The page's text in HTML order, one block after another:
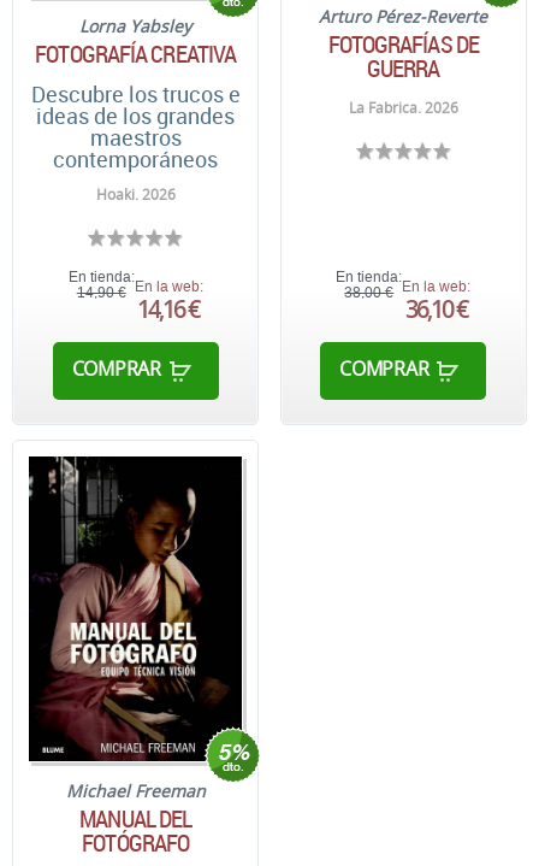
Lorna Yabsley
FOTOGRAFÍA CREATIVA
Descubre los trucos e
ideas de los grandes
maestros
contemporáneos
Hoaki. 2026
En tienda:
14,90 € En la web:
14,16 €
COMPRAR
Arturo Pérez-Reverte
FOTOGRAFÍAS DE
GUERRA
La Fabrica. 2026
En tienda:
38,00 € En la web:
36,10 €
COMPRAR
Michael Freeman
MANUAL DEL
FOTÓGRAFO